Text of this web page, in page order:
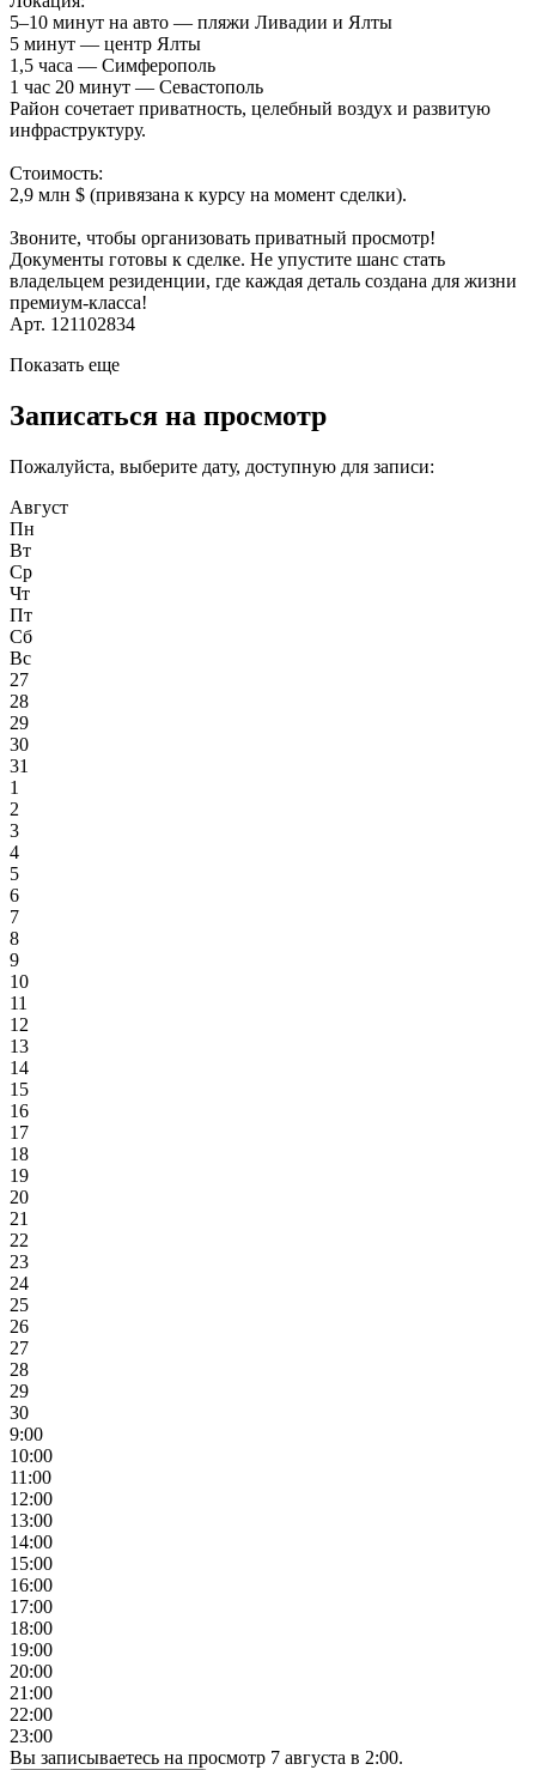
5–10 минут на авто — пляжи Ливадии и Ялты
5 минут — центр Ялты
1,5 часа — Симферополь
1 час 20 минут — Севастополь
Район сочетает приватность, целебный воздух и развитую
инфраструктуру.
Стоимость:
2,9 млн $ (привязана к курсу на момент сделки).
Звоните, чтобы организовать приватный просмотр!
Документы готовы к сделке. Не упустите шанс стать
владельцем резиденции, где каждая деталь создана для жизни
премиум-класса!
Арт. 121102834
Показать еще
Записаться на просмотр
Пожалуйста, выберите дату, доступную для записи:
Август
Пн
Вт
Ср
Чт
Пт
Сб
Вс
27
28
29
30
31
1
2
3
4
5
6
7
8
9
10
11
12
13
14
15
16
17
18
19
20
21
22
23
24
25
26
27
28
29
30
9:00
10:00
11:00
12:00
13:00
14:00
15:00
16:00
17:00
18:00
19:00
20:00
21:00
22:00
23:00
Вы записываетесь на просмотр 7 августа в 2:00.